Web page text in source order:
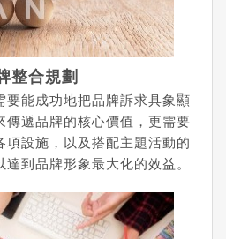
整合規劃
要能成功地把品牌訴求具象顯
傳遞品牌的核心價值，更需要
項設施，以及搭配主題活動的
到品牌形象最大化的效益。